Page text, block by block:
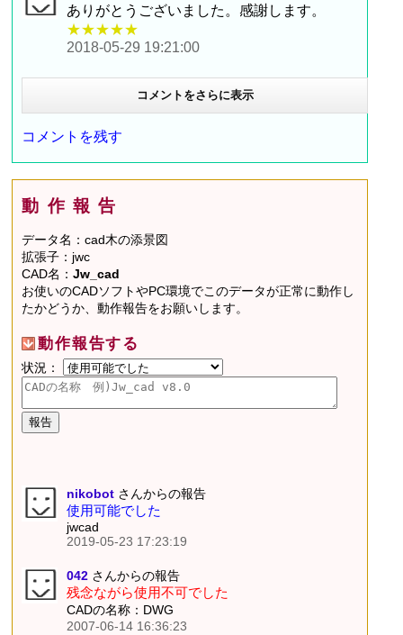
ありがとうございました。感謝します。
★★★★★
2018-05-29 19:21:00
コメントをさらに表示
コメントを残す
動作報告
データ名：cad木の添景図
拡張子：jwc
CAD名：Jw_cad
お使いのCADソフトやPC環境でこのデータが正常に動作し
たかどうか、動作報告をお願いします。
動作報告する
状況：
nikobot さんからの報告
使用可能でした
jwcad
2019-05-23 17:23:19
042 さんからの報告
残念ながら使用不可でした
CADの名称：DWG
2007-06-14 16:36:23